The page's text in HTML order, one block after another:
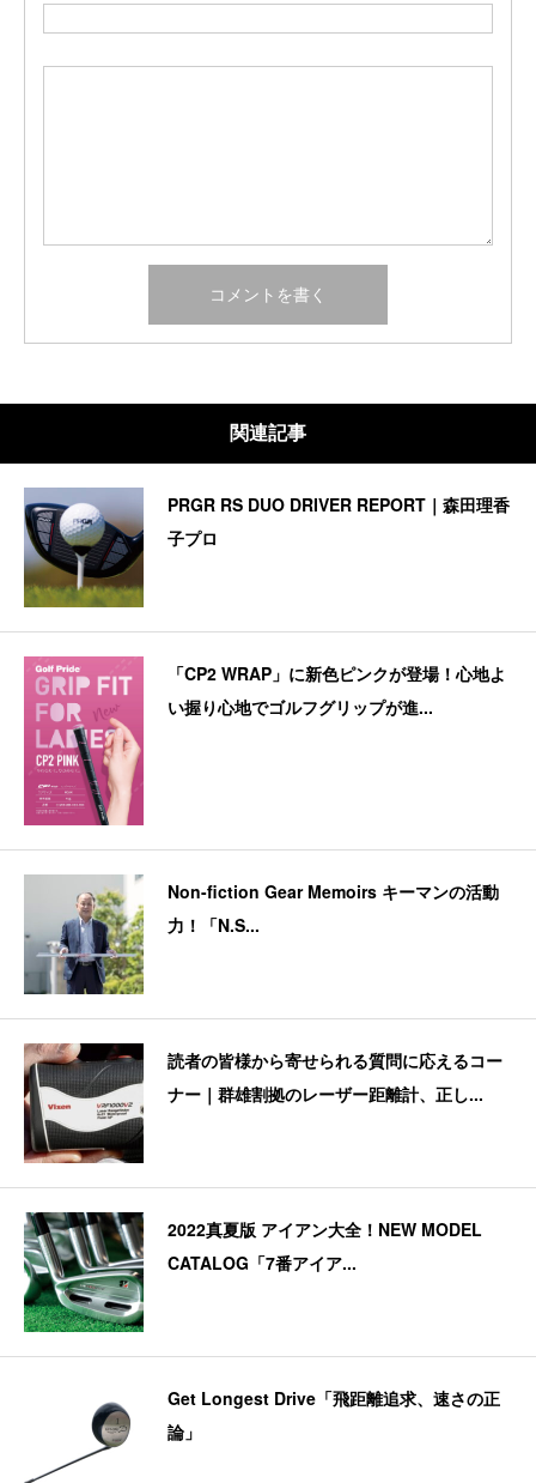
関連記事
PRGR RS DUO DRIVER REPORT｜森田理香
子プロ
「CP2 WRAP」に新色ピンクが登場！心地よ
い握り心地でゴルフグリップが進...
Non-fiction Gear Memoirs キーマンの活動
力！「N.S...
読者の皆様から寄せられる質問に応えるコー
ナー｜群雄割拠のレーザー距離計、正し...
2022真夏版 アイアン大全！NEW MODEL
CATALOG「7番アイア...
Get Longest Drive「飛距離追求、速さの正
論」